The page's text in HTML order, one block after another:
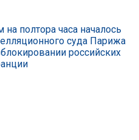
полтора часа началось
суда Парижа
российских